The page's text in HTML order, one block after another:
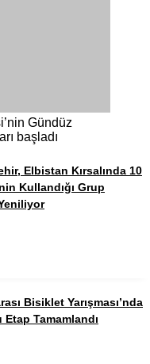
Gündüz
başladı
Elbistan Kırsalında 10
Kullandığı Grup
Bisiklet Yarışması’nda
Etap Tamamlandı